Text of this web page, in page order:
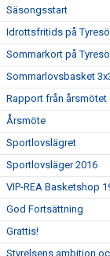
Säsongsstart
Idrottsfritids på
Sommarkort på
Sommarlovsbasket
Rapport från årsmötet
Årsmöte
Sportlovslägret
Sportlovsläger 2016
VIP-REA Basketshop
God Fortsättning
Grattis!
Styrelsens ambition